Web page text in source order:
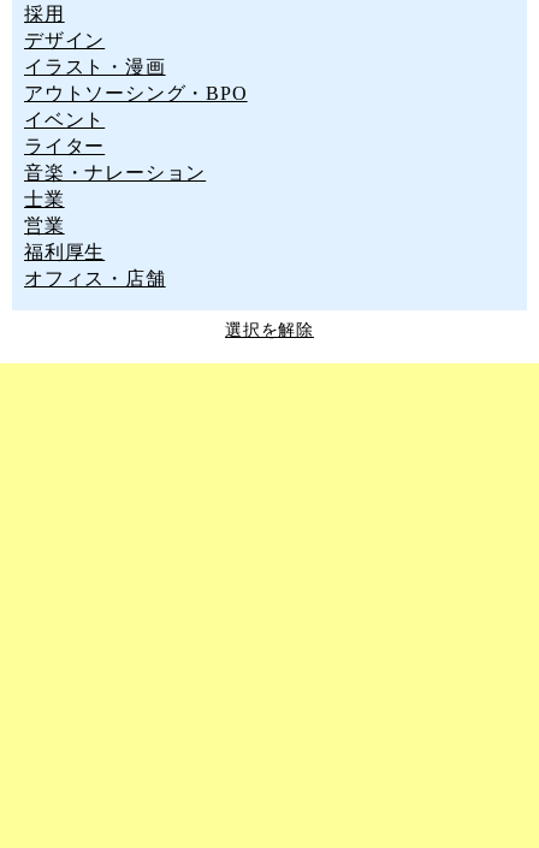
採用
デザイン
イラスト・漫画
アウトソーシング・BPO
イベント
ライター
音楽・ナレーション
士業
営業
福利厚生
オフィス・店舗
選択を解除